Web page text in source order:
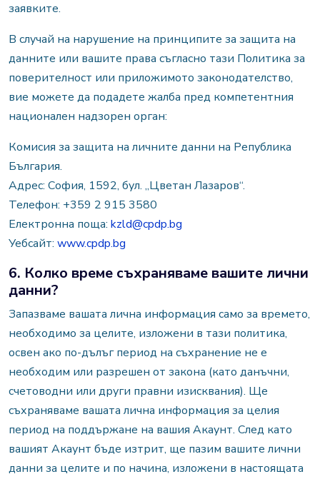
заявките.
В случай на нарушение на принципите за защита на
данните или вашите права съгласно тази Политика за
поверителност или приложимото законодателство,
вие можете да подадете жалба пред компетентния
национален надзорен орган:
Комисия за защита на личните данни на Република
България.
Адрес: София, 1592, бул. „Цветан Лазаров“.
Телефон: +359 2 915 3580
Електронна поща: kzld@cpdp.bg
Уебсайт: www.cpdp.bg
6. Колко време съхраняваме вашите лични
данни?
Запазваме вашата лична информация само за времето,
необходимо за целите, изложени в тази политика,
освен ако по-дълъг период на съхранение не е
необходим или разрешен от закона (като данъчни,
счетоводни или други правни изисквания). Ще
съхраняваме вашата лична информация за целия
период на поддържане на вашия Акаунт. След като
вашият Акаунт бъде изтрит, ще пазим вашите лични
данни за целите и по начина, изложени в настоящата